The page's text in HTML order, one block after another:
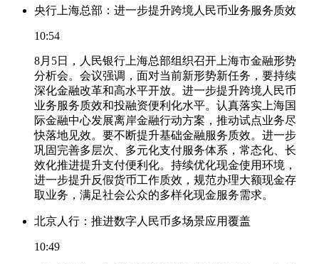
央行上海总部：进一步提升跨境人民币业务服务质效
10:54
8月5日，人民银行上海总部组织召开上海市金融形势
分析会。会议强调，面对当前新形势新任务，要持续
深化金融改革和高水平开放。进一步提升跨境人民币
业务服务质效和投融资便利化水平。认真落实上海国
际金融中心发展离岸金融行动方案，推动试点业务尽
快落地见效。要不断提升基础金融服务质效。进一步
巩固完善多层次、多元化支付服务体系，常态化、长
效化推进提升支付便利化。持续优化现金使用环境，
进一步提升反假货币工作质效，规范办理大额现金存
取业务，满足社会公众的多样化现金服务需求。
北京人行：推进数字人民币多场景应用覆盖
10:49